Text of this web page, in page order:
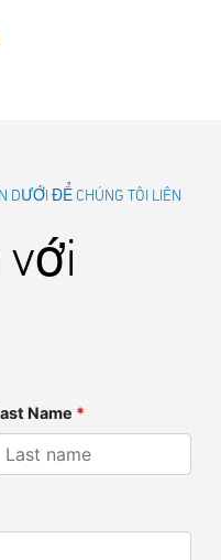
DƯỚI ĐỂ CHÚNG TÔI LIÊN